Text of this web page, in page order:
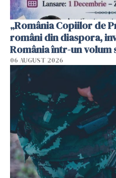
„România Copiilor de
români din diaspora,
România într-un volum
06 AUGUST 2026